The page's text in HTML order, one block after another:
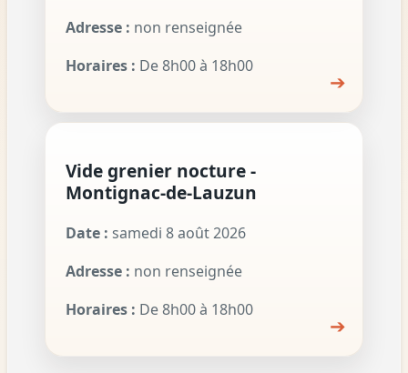
Adresse : non renseignée
Horaires : De 8h00 à 18h00
➔
Vide grenier nocture -
Montignac-de-Lauzun
Date : samedi 8 août 2026
Adresse : non renseignée
Horaires : De 8h00 à 18h00
➔